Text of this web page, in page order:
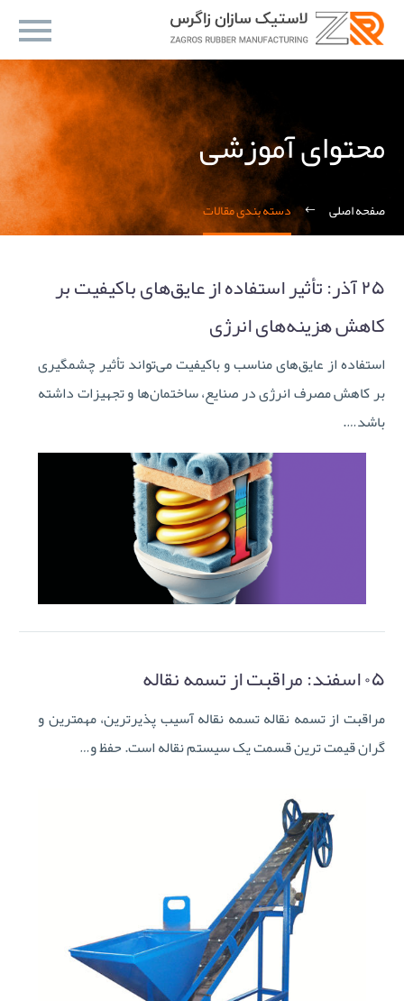
محتوای آموزشی
صفحه اصلی دسته بندی مقالات
۲۵ آذر:
تأثیر استفاده از عایق‌های باکیفیت بر
کاهش هزینه‌های انرژی
استفاده از عایق‌های مناسب و باکیفیت می‌تواند تأثیر چشمگیری
بر کاهش مصرف انرژی در صنایع، ساختمان‌ها و تجهیزات داشته
باشد….
۰۵ اسفند: مراقبت از تسمه نقاله
مراقبت از تسمه نقاله تسمه نقاله آسیب پذیرترین، مهمترین و
گران قیمت ترین قسمت یک سیستم نقاله است. حفظ و…